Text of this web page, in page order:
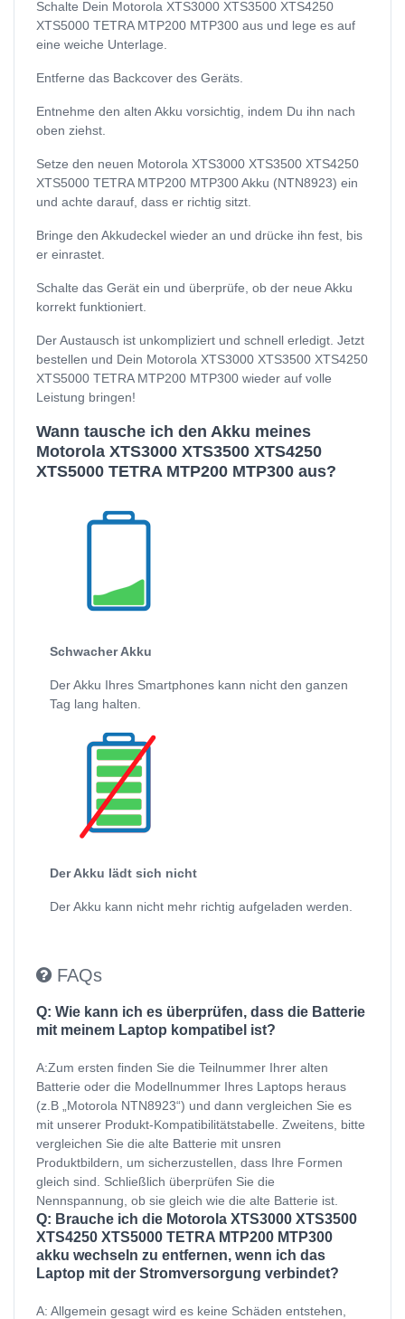
Schalte Dein Motorola XTS3000 XTS3500 XTS4250
XTS5000 TETRA MTP200 MTP300 aus und lege es auf
eine weiche Unterlage.
Entferne das Backcover des Geräts.
Entnehme den alten Akku vorsichtig, indem Du ihn nach
oben ziehst.
Setze den neuen Motorola XTS3000 XTS3500 XTS4250
XTS5000 TETRA MTP200 MTP300 Akku (NTN8923) ein
und achte darauf, dass er richtig sitzt.
Bringe den Akkudeckel wieder an und drücke ihn fest, bis
er einrastet.
Schalte das Gerät ein und überprüfe, ob der neue Akku
korrekt funktioniert.
Der Austausch ist unkompliziert und schnell erledigt. Jetzt
bestellen und Dein Motorola XTS3000 XTS3500 XTS4250
XTS5000 TETRA MTP200 MTP300 wieder auf volle
Leistung bringen!
Wann tausche ich den Akku meines
Motorola XTS3000 XTS3500 XTS4250
XTS5000 TETRA MTP200 MTP300 aus?
Schwacher Akku
Der Akku Ihres Smartphones kann nicht den ganzen
Tag lang halten.
Der Akku lädt sich nicht
Der Akku kann nicht mehr richtig aufgeladen werden.
FAQs
Q: Wie kann ich es überprüfen, dass die Batterie
mit meinem Laptop kompatibel ist?
A:Zum ersten finden Sie die Teilnummer Ihrer alten
Batterie oder die Modellnummer Ihres Laptops heraus
(z.B „Motorola NTN8923“) und dann vergleichen Sie es
mit unserer Produkt-Kompatibilitätstabelle. Zweitens, bitte
vergleichen Sie die alte Batterie mit unsren
Produktbildern, um sicherzustellen, dass Ihre Formen
gleich sind. Schließlich überprüfen Sie die
Nennspannung, ob sie gleich wie die alte Batterie ist.
Q: Brauche ich die Motorola XTS3000 XTS3500
XTS4250 XTS5000 TETRA MTP200 MTP300
akku wechseln zu entfernen, wenn ich das
Laptop mit der Stromversorgung verbindet?
A: Allgemein gesagt wird es keine Schäden entstehen,